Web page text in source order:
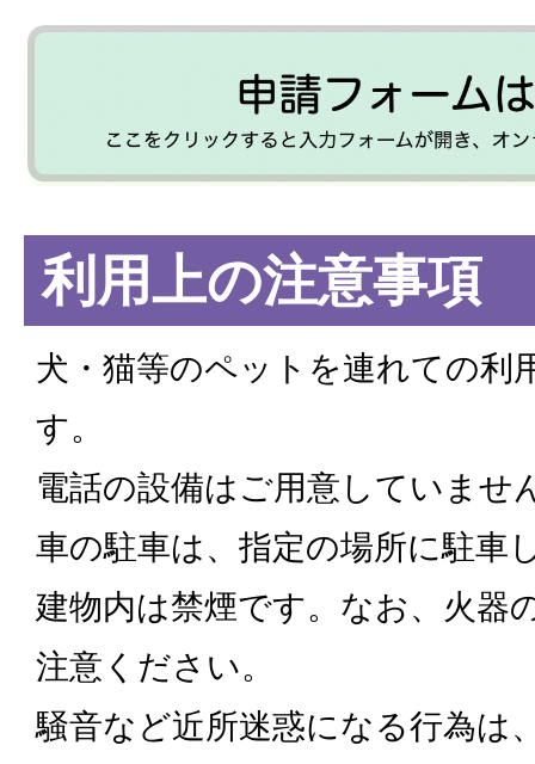
利用上の注意事項
犬・猫等のペットを連れての利
す。
電話の設備はご用意していませ
車の駐車は、指定の場所に駐車
建物内は禁煙です。なお、火器
注意ください。
騒音など近所迷惑になる行為は